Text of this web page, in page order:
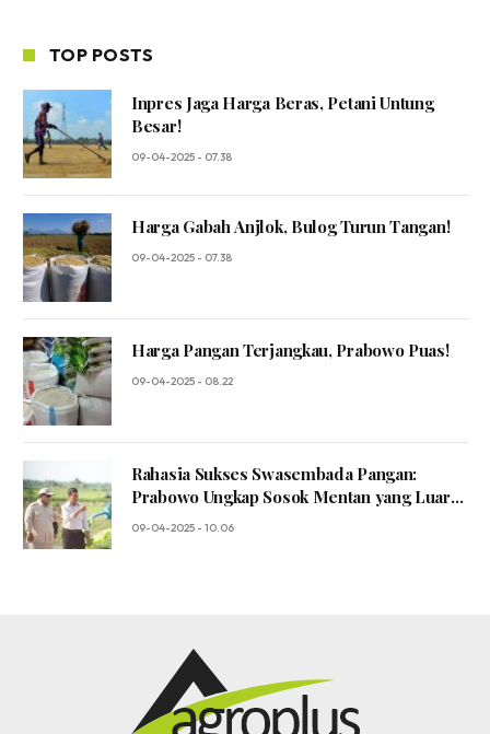
TOP POSTS
Inpres Jaga Harga Beras, Petani Untung
Besar!
09-04-2025 - 07.38
Harga Gabah Anjlok, Bulog Turun Tangan!
09-04-2025 - 07.38
Harga Pangan Terjangkau, Prabowo Puas!
09-04-2025 - 08.22
Rahasia Sukses Swasembada Pangan:
Prabowo Ungkap Sosok Mentan yang Luar
Biasa!
09-04-2025 - 10.06